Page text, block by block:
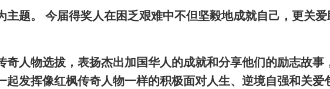
主题。 今届得奖人在困乏艰难中不但坚毅地成就自己，更关
奇人物选拔，表扬杰出加国华人的成就和分享他们的励志故事
起发挥像红枫传奇人物一样的积极面对人生、逆境自强和关爱